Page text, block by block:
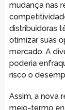
mudança nas
distribuidoras
otimizar suas
mercado. A
poderia
risco o
Assim, a nova
meio-termo